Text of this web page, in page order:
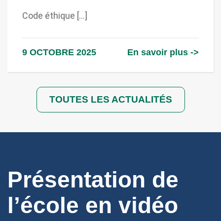
Code éthique [...]
9 OCTOBRE 2025 En savoir plus ->
TOUTES LES ACTUALITÉS
Présentation de
l’école en vidéo